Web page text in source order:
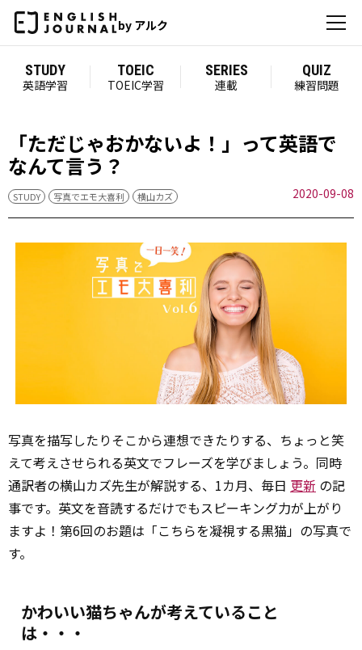
by アルク
STUDY
英語学習
TOEIC
TOEIC学習
SERIES
連載
QUIZ
練習問題
「ただじゃおかないよ！」って英語で
なんて言う？
STUDY 写真でエモ大喜利 横山カズ 2020-09-08
写真を描写したりそこから連想できたりする、ちょっと笑
えて考えさせられる英文でフレーズを学びましょう。同時
通訳者の横山カズ先生が解説する、1カ月、毎日 更新 の記
事です。英文を音読するだけでもスピーキング力が上がり
ますよ！第6回のお題は「こちらを凝視する黒猫」の写真で
す。
かわいい猫ちゃんが考えていること
は・・・